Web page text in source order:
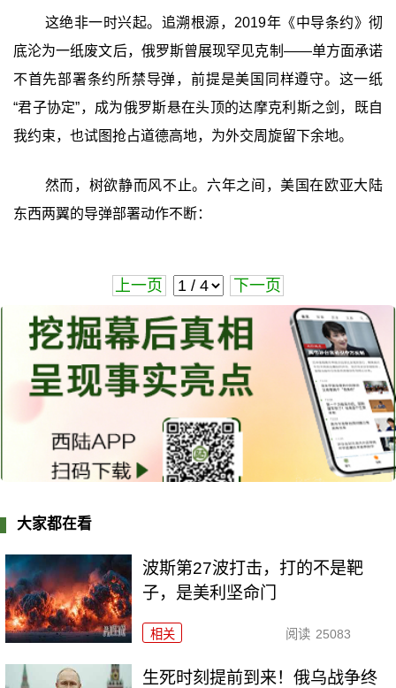
这绝非一时兴起。追溯根源，2019年《中导条约》彻
底沦为一纸废文后，俄罗斯曾展现罕见克制——单方面承诺
不首先部署条约所禁导弹，前提是美国同样遵守。这一纸
“君子协定”，成为俄罗斯悬在头顶的达摩克利斯之剑，既自
我约束，也试图抢占道德高地，为外交周旋留下余地。
然而，树欲静而风不止。六年之间，美国在欧亚大陆
东西两翼的导弹部署动作不断：
上一页 下一页
大家都在看
波斯第27波打击，打的不是靶
子，是美利坚命门
相关 阅读 25083
生死时刻提前到来！俄乌战争终